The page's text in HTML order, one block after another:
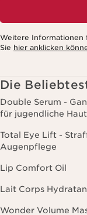
Weitere Informationen
Sie hier anklicken
Die
Double Serum -
für jugendliche Haut
Total Eye Lift -
Augenpflege
Lip Comfort Oil
Lait Corps
Wonder Volume